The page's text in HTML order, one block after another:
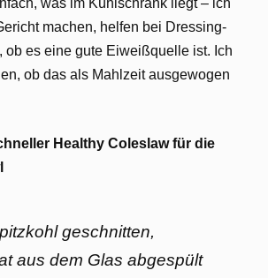
was im Kühlschrank liegt – ich
machen, helfen bei Dressing-
ob es eine gute Eiweißquelle ist. Ich
ob das als Mahlzeit ausgewogen
Healthy Coleslaw für die
geschnitten,
aus dem Glas abgespült